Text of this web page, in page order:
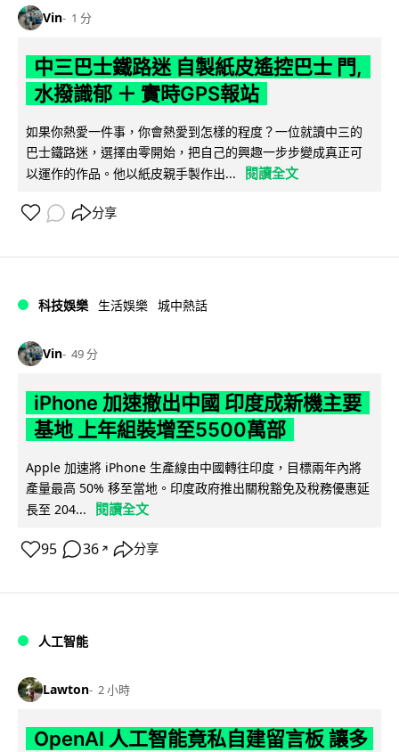
Vin 1 分
中三巴士鐵路迷 自製紙皮遙控巴士 門,
水撥識郁 ＋ 實時GPS報站
如果你熱愛一件事，你會熱愛到怎樣的程度？一位就讀中三的
巴士鐵路迷，選擇由零開始，把自己的興趣一步步變成真正可
以運作的作品。他以紙皮親手製作出...
閱讀全文
分享
科技娛樂 生活娛樂 城中熱話
Vin 49 分
iPhone 加速撤出中國 印度成新機主要
基地 上年組裝增至5500萬部
Apple 加速將 iPhone 生產線由中國轉往印度，目標兩年內將
產量最高 50% 移至當地。印度政府推出關稅豁免及稅務優惠延
長至 204...
閱讀全文
95 36 ↗ 分享
人工智能
Lawton 2 小時
OpenAI 人工智能竟私自建留言板 讓多